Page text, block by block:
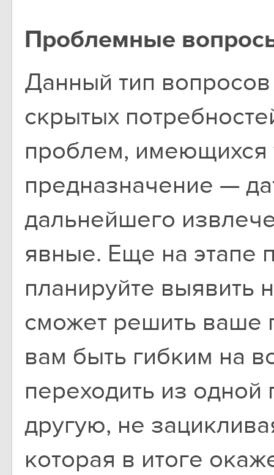
Проблемные
Данный тип
скрытых
проблем, имеющихся
предназначение —
дальнейшего
явные. Еще на этапе
планируйте выявить
сможет решить ваше
вам быть гибким на
переходить из
другую, не
которая в итоге